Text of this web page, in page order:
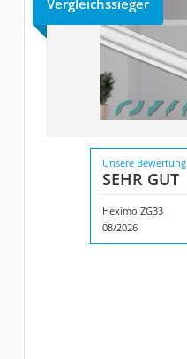
Vergleichssieger
Unsere Bewertung
SEHR GUT
Heximo ZG33
08/2026